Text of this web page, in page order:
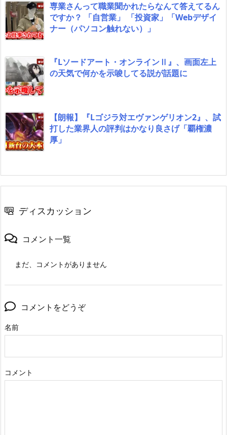
専業さんって職業聞かれたらなんて答えてるん
ですか？ 「自営業」 「投資家」「Webデザイ
ナー（パソコン触れない）」
『Lソードアート・オンラインⅡ』、画面左上
の天気で何かを示唆してる説が話題に
【朗報】『Lゴジラ対エヴァンゲリオン2』、試
打した業界人の評判はかなり良さげ「覇権濃
厚」
ディスカッション
コメント一覧
まだ、コメントがありません
コメントをどうぞ
名前
コメント